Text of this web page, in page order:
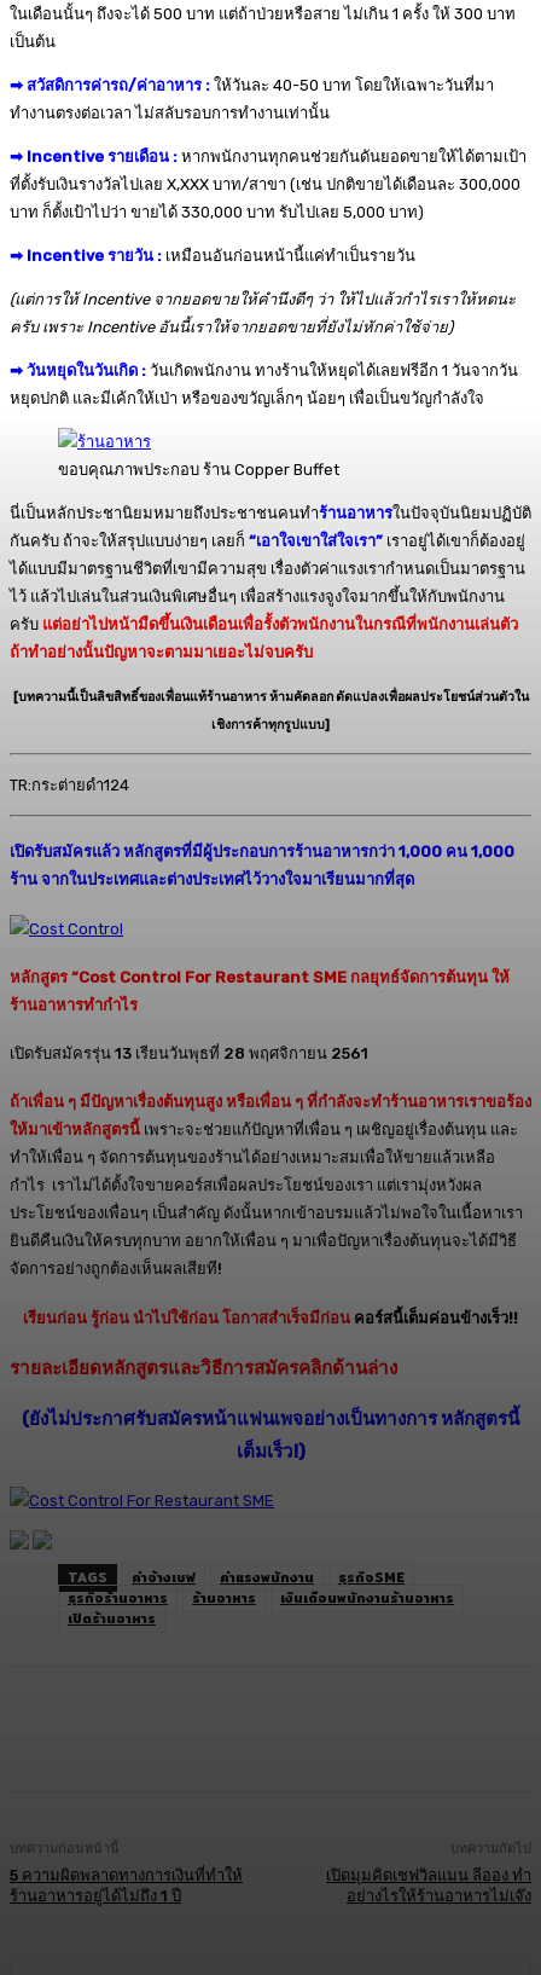
ในเดือนนั้นๆ ถึงจะได้ 500 บาท แต่ถ้าป่วยหรือสาย ไม่เกิน 1 ครั้ง ให้ 300 บาท
เป็นต้น
➡ สวัสดิการค่ารถ/ค่าอาหาร : ให้วันละ 40-50 บาท โดยให้เฉพาะวันที่มา
ทำงานตรงต่อเวลา ไม่สลับรอบการทำงานเท่านั้น
➡ Incentive รายเดือน : หากพนักงานทุกคนช่วยกันดันยอดขายให้ได้ตามเป้า
ที่ตั้งรับเงินรางวัลไปเลย X,XXX บาท/สาขา (เช่น ปกติขายได้เดือนละ 300,000
บาท ก็ตั้งเป้าไปว่า ขายได้ 330,000 บาท รับไปเลย 5,000 บาท)
➡ Incentive รายวัน : เหมือนอันก่อนหน้านี้แค่ทำเป็นรายวัน
(แต่การให้ Incentive จากยอดขายให้คำนึงดีๆ ว่า ให้ไปแล้วกำไรเราให้หดนะ
ครับ เพราะ Incentive อันนี้เราให้จากยอดขายที่ยังไม่หักค่าใช้จ่าย)
➡ วันหยุดในวันเกิด : วันเกิดพนักงาน ทางร้านให้หยุดได้เลยฟรีอีก 1 วันจากวัน
หยุดปกติ และมีเค้กให้เป่า หรือของขวัญเล็กๆ น้อยๆ เพื่อเป็นขวัญกำลังใจ
ขอบคุณภาพประกอบ ร้าน Copper Buffet
นี่เป็นหลักประชานิยมหมายถึงประชาชนคนทำร้านอาหารในปัจจุบันนิยมปฏิบัติ
กันครับ ถ้าจะให้สรุปแบบง่ายๆ เลยก็ “เอาใจเขาใส่ใจเรา” เราอยู่ได้เขาก็ต้องอยู่
ได้แบบมีมาตรฐานชีวิตที่เขามีความสุข เรื่องตัวค่าแรงเรากำหนดเป็นมาตรฐาน
ไว้ แล้วไปเล่นในส่วนเงินพิเศษอื่นๆ เพื่อสร้างแรงจูงใจมากขึ้นให้กับพนักงาน
ครับ แต่อย่าไปหน้ามืดขึ้นเงินเดือนเพื่อรั้งตัวพนักงานในกรณีที่พนักงานเล่นตัว
ถ้าทำอย่างนั้นปัญหาจะตามมาเยอะไม่จบครับ
[บทความนี้เป็นลิขสิทธิ์ของเพื่อนแท้ร้านอาหาร ห้ามคัดลอก ดัดแปลงเพื่อผลประโยชน์ส่วนตัวใน
เชิงการค้าทุกรูปแบบ]
TR:กระต่ายดำ124
เปิดรับสมัครแล้ว หลักสูตรที่มีผู้ประกอบการร้านอาหารกว่า 1,000 คน 1,000
ร้าน จากในประเทศและต่างประเทศไว้วางใจมาเรียนมากที่สุด
หลักสูตร “Cost Control For Restaurant SME กลยุทธ์จัดการต้นทุน ให้
ร้านอาหารทำกำไร
เปิดรับสมัครรุ่น 13 เรียนวันพุธที่ 28 พฤศจิกายน 2561
ถ้าเพื่อน ๆ มีปัญหาเรื่องต้นทุนสูง หรือเพื่อน ๆ ที่กำลังจะทำร้านอาหารเราขอร้อง
ให้มาเข้าหลักสูตรนี้ เพราะจะช่วยแก้ปัญหาที่เพื่อน ๆ เผชิญอยู่เรื่องต้นทุน และ
ทำให้เพื่อน ๆ จัดการต้นทุนของร้านได้อย่างเหมาะสมเพื่อให้ขายแล้วเหลือ
กำไร เราไม่ได้ตั้งใจขายคอร์สเพื่อผลประโยชน์ของเรา แต่เรามุ่งหวังผล
ประโยชน์ของเพื่อนๆ เป็นสำคัญ ดังนั้นหากเข้าอบรมแล้วไม่พอใจในเนื้อหาเรา
ยินดีคืนเงินให้ครบทุกบาท อยากให้เพื่อน ๆ มาเพื่อปัญหาเรื่องต้นทุนจะได้มีวิธี
จัดการอย่างถูกต้องเห็นผลเสียที!
เรียนก่อน รู้ก่อน นำไปใช้ก่อน โอกาสสำเร็จมีก่อน คอร์สนี้เต็มค่อนข้างเร็ว!!
รายละเอียดหลักสูตรและวิธีการสมัครคลิกด้านล่าง
(ยังไม่ประกาศรับสมัครหน้าแฟนเพจอย่างเป็นทางการ หลักสูตรนี้
เต็มเร็ว!)
TAGS ค่าจ้างเชฟ ค่าแรงพนักงาน
ธุรกิจSME
ธุรกิจร้านอาหาร
ร้านอาหาร
เงินเดือนพนักงานร้านอาหาร
เปิดร้านอาหาร
บทความก่อนหน้านี้
5 ความผิดพลาดทางการเงินที่ทำให้
ร้านอาหารอยู่ได้ไม่ถึง 1 ปี
บทความถัดไป
เปิดมุมคิดเชฟวิลแมน ลีออง ทำ
อย่างไรให้ร้านอาหารไม่เจ๊ง